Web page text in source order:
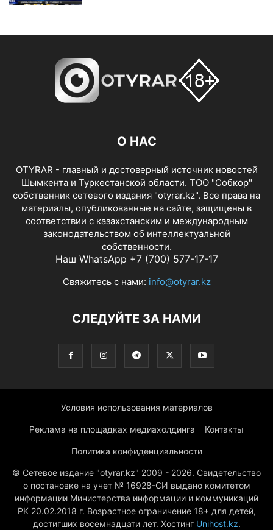
О НАС
OTYRAR - главный и достоверный источник новостей
Шымкента и Туркестанской области. ТОО "Собкор"
собственник сетевого издания "otyrar.kz". Все права на
материалы, опубликованные на сайте, защищены в
соответствии с казахстанским и международным
законодательством об интеллектуальной
собственности.
Наш WhatsApp +7 (700) 577-17-17
Свяжитесь с нами: info@otyrar.kz
СЛЕДУЙТЕ ЗА НАМИ
Условия использования материалов
Реклама на площадках медиахолдинга Контакты
Политика конфиденциальности
© Сетевое издание "otyrar.kz" 2009 - 2026. Свидетельство
о постановке на учет № 16928-СИ выдано комитетом
информации Министерства информации и коммуникаций
РК 20.02.2018 г. Возрастное ограничение 18+ для детей,
достигших восемнадцати лет. Хостинг Unihost.kz.